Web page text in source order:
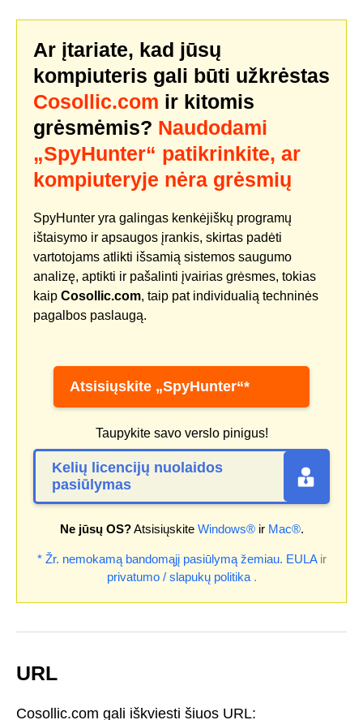
Ar įtariate, kad jūsų
kompiuteris gali būti užkrėstas
Cosollic.com ir kitomis
grėsmėmis? Naudodami
„SpyHunter“ patikrinkite, ar
kompiuteryje nėra grėsmių
SpyHunter yra galingas kenkėjiškų programų
ištaisymo ir apsaugos įrankis, skirtas padėti
vartotojams atlikti išsamią sistemos saugumo
analizę, aptikti ir pašalinti įvairias grėsmes, tokias
kaip Cosollic.com, taip pat individualią techninės
pagalbos paslaugą.
Atsisiųskite „SpyHunter“*
Taupykite savo verslo pinigus!
Kelių licencijų nuolaidos
pasiūlymas
Ne jūsų OS?Atsisiųskite Windows®ir Mac®.
* Žr. nemokamą bandomąjį pasiūlymą žemiau. EULAir
privatumo / slapukų politika.
URL
Cosollic.com gali iškviesti šiuos URL: